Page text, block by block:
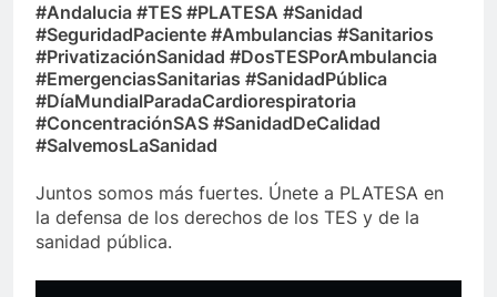
#Andalucia #TES #PLATESA #Sanidad
#SeguridadPaciente #Ambulancias #Sanitarios
#PrivatizaciónSanidad #DosTESPorAmbulancia
#EmergenciasSanitarias #SanidadPública
#DíaMundialParadaCardiorespiratoria
#ConcentraciónSAS #SanidadDeCalidad
#SalvemosLaSanidad
Juntos somos más fuertes. Únete a PLATESA en
la defensa de los derechos de los TES y de la
sanidad pública.